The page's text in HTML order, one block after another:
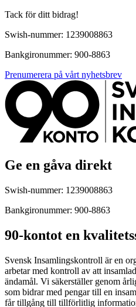
Tack för ditt bidrag!
Swish-nummer: 1239008863
Bankgironummer: 900-8863
Prenumerera på vårt nyhetsbrev
Ge en gåva direkt
Swish-nummer: 1239008863
Bankgironummer: 900-8863
90-kontot en
Svensk Insamlingskontroll är en
arbetar med kontroll av att
ändamål. Vi säkerställer genom
som bidrar med pengar till en
får tillgång till tillförlitlig